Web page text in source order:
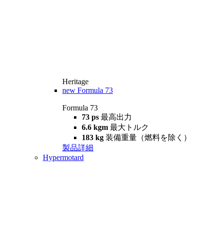
Heritage
new Formula 73
Formula 73
73 ps 最高出力
6.6 kgm 最大トルク
183 kg 装備重量（燃料を除く）
製品詳細
Hypermotard